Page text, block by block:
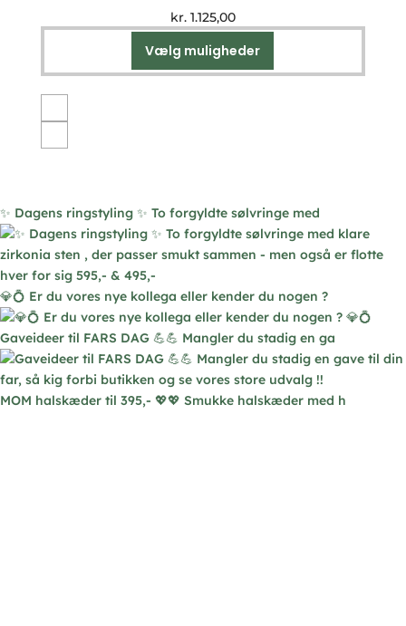
kr.1.125,00
Vælg muligheder
vare
på
varesiden
✨ Dagens ringstyling ✨ To forgyldte sølvringe med
💎💍 Er du vores nye kollega eller kender du nogen ?
Gaveideer til FARS DAG 💪💪 Mangler du stadig en ga
MOM halskæder til 395,- 💖💖 Smukke halskæder med h